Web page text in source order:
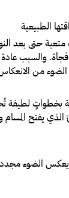
الطبيعية
حتى بعد
والسبب عادة
الضوء من
بخطواتٍ لطيفة
الذي يفتح المسام
الضوء